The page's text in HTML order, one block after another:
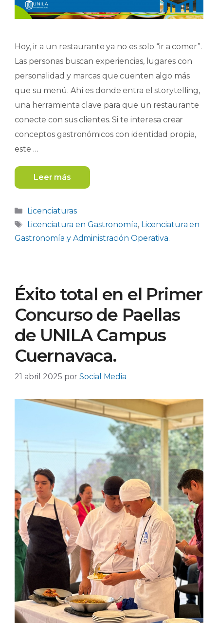
Hoy, ir a un restaurante ya no es solo “ir a comer”.
Las personas buscan experiencias, lugares con
personalidad y marcas que cuenten algo más
que su menú. Ahí es donde entra el storytelling,
una herramienta clave para que un restaurante
conecte con sus clientes. Si te interesa crear
conceptos gastronómicos con identidad propia,
este …
Leer más
Categorías
Licenciaturas
Etiquetas
Licenciatura en Gastronomía, Licenciatura en
Gastronomía y Administración Operativa.
Éxito total en el Primer
Concurso de Paellas
de UNILA Campus
Cuernavaca.
21 abril 2025 porSocial Media